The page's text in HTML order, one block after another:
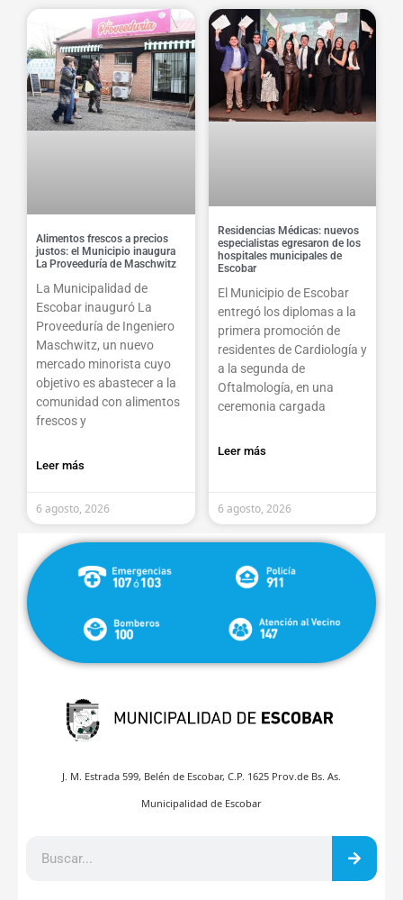
Alimentos frescos a precios
justos: el Municipio inaugura
La Proveeduría de Maschwitz
La Municipalidad de
Escobar inauguró La
Proveeduría de Ingeniero
Maschwitz, un nuevo
mercado minorista cuyo
objetivo es abastecer a la
comunidad con alimentos
frescos y
Leer más
6 agosto, 2026
Residencias Médicas: nuevos
especialistas egresaron de los
hospitales municipales de
Escobar
El Municipio de Escobar
entregó los diplomas a la
primera promoción de
residentes de Cardiología y
a la segunda de
Oftalmología, en una
ceremonia cargada
Leer más
6 agosto, 2026
J. M. Estrada 599, Belén de Escobar, C.P. 1625 Prov.de Bs. As.
Municipalidad de Escobar